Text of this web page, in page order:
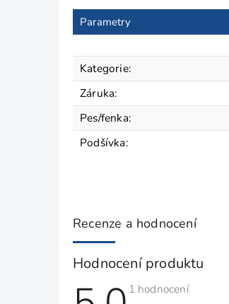
Parametry
Kategorie:
Záruka:
Pes/fenka:
Podšívka:
Recenze a hodnocení
Hodnocení produktu
Průměrné
1 hodnocení